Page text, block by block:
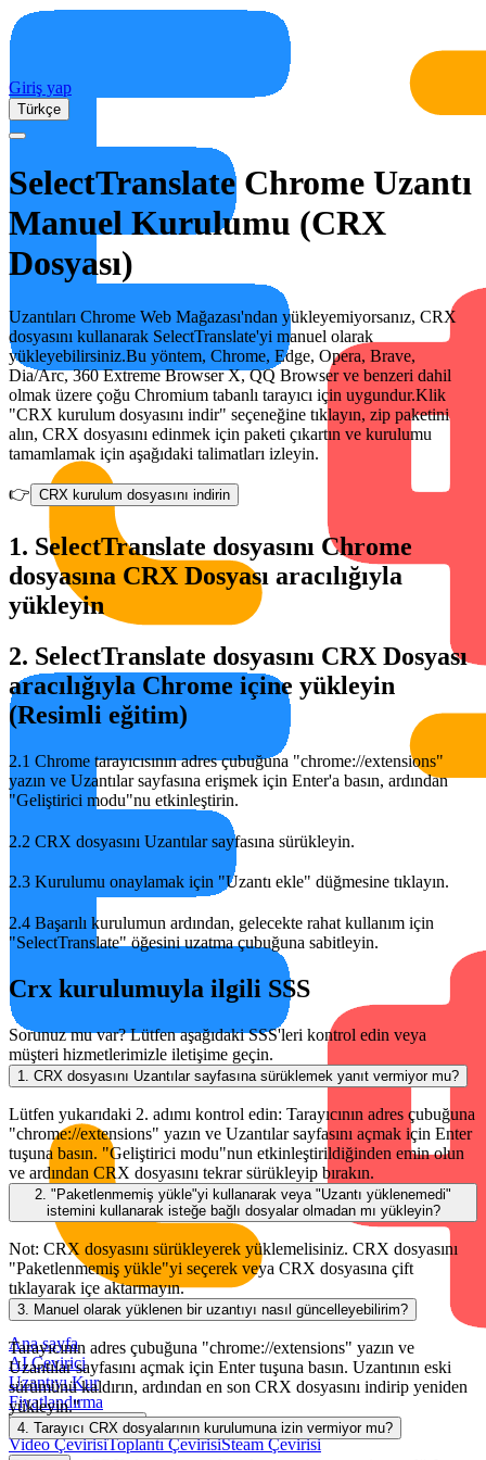
Ana sayfa
AI Çevirici
Uzantıyı Kur
Fiyatlandırma
Kullanım Durumları
Video ÇevirisiToplantı ÇevirisiSteam Çevirisi
Giriş yap
Türkçe
SelectTranslate Chrome Uzantı
Manuel Kurulumu (CRX
Dosyası)
Uzantıları Chrome Web Mağazası'ndan yükleyemiyorsanız, CRX
dosyasını kullanarak SelectTranslate'yi manuel olarak
yükleyebilirsiniz.Bu yöntem, Chrome, Edge, Opera, Brave,
Dia/Arc, 360 Extreme Browser X, QQ Browser ve benzeri dahil
olmak üzere çoğu Chromium tabanlı tarayıcı için uygundur.Klik
"CRX kurulum dosyasını indir" seçeneğine tıklayın, zip paketini
alın, CRX dosyasını edinmek için paketi çıkartın ve kurulumu
tamamlamak için aşağıdaki talimatları izleyin.
👉 CRX kurulum dosyasını indirin
1. SelectTranslate dosyasını Chrome
dosyasına CRX Dosyası aracılığıyla
yükleyin
2. SelectTranslate dosyasını CRX Dosyası
aracılığıyla Chrome içine yükleyin
(Resimli eğitim)
2.1 Chrome tarayıcısının adres çubuğuna "chrome://extensions"
yazın ve Uzantılar sayfasına erişmek için Enter'a basın, ardından
"Geliştirici modu"nu etkinleştirin.
2.2 CRX dosyasını Uzantılar sayfasına sürükleyin.
2.3 Kurulumu onaylamak için "Uzantı ekle" düğmesine tıklayın.
2.4 Başarılı kurulumun ardından, gelecekte rahat kullanım için
"SelectTranslate" öğesini uzatma çubuğuna sabitleyin.
Crx kurulumuyla ilgili SSS
Sorunuz mu var? Lütfen aşağıdaki SSS'leri kontrol edin veya
müşteri hizmetlerimizle iletişime geçin.
1. CRX dosyasını Uzantılar sayfasına sürüklemek yanıt vermiyor mu?
Lütfen yukarıdaki 2. adımı kontrol edin: Tarayıcının adres çubuğuna
"chrome://extensions" yazın ve Uzantılar sayfasını açmak için Enter
tuşuna basın. "Geliştirici modu"nun etkinleştirildiğinden emin olun
ve ardından CRX dosyasını tekrar sürükleyip bırakın.
2. "Paketlenmemiş yükle"yi kullanarak veya "Uzantı yüklenemedi"
istemini kullanarak isteğe bağlı dosyalar olmadan mı yükleyin?
Not: CRX dosyasını sürükleyerek yüklemelisiniz. CRX dosyasını
"Paketlenmemiş yükle"yi seçerek veya CRX dosyasına çift
tıklayarak içe aktarmayın.
3. Manuel olarak yüklenen bir uzantıyı nasıl güncelleyebilirim?
Tarayıcının adres çubuğuna "chrome://extensions" yazın ve
Uzantılar sayfasını açmak için Enter tuşuna basın. Uzantının eski
sürümünü kaldırın, ardından en son CRX dosyasını indirip yeniden
yükleyin."
4. Tarayıcı CRX dosyalarının kurulumuna izin vermiyor mu?